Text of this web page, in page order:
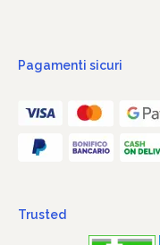
Pagamenti sicuri
Trusted